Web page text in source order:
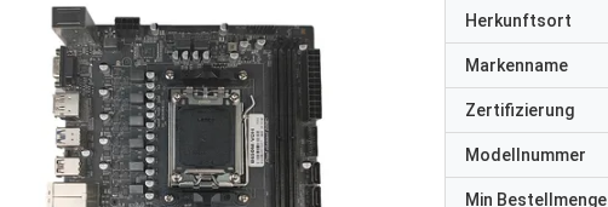
Herkunftsort
Markenname
Zertifizierung
Modellnummer
Min Bestellmenge